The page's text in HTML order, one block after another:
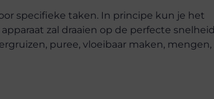
specifieke taken. In principe kun je het
zal draaien op de perfecte snelheid
puree, vloeibaar maken, mengen,